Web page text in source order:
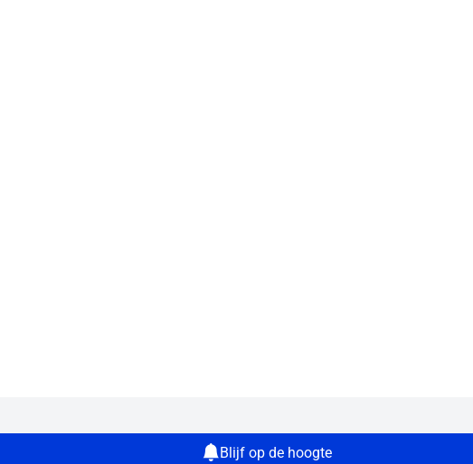
Blijf op de hoogte